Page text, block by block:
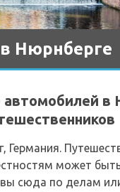
Нюрнберге
автомобилей в
может
вы сюда по делам